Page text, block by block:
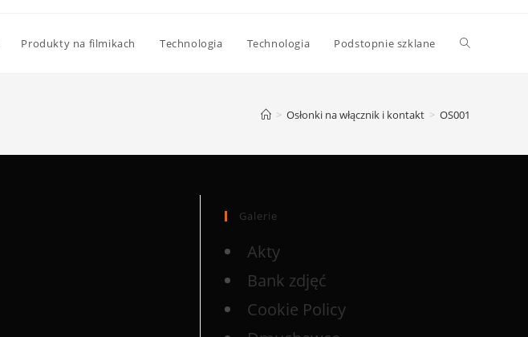
Produkty na filmikach Technologia Technologia Podstopnie szklane
> Osłonki na włącznik i kontakt > OS001
Galerie
Akty
Bank zdjęć
Cookie Policy